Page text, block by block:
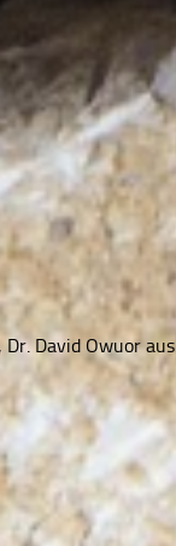
David Owuor